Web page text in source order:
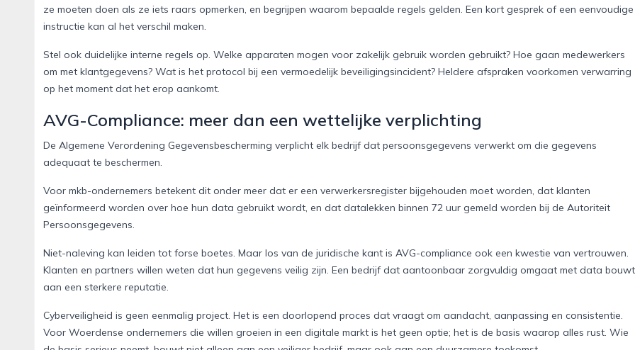
ze moeten doen als ze iets raars opmerken, en begrijpen waarom bepaalde regels gelden. Een kort gesprek of een eenvoudige
instructie kan al het verschil maken.
Stel ook duidelijke interne regels op. Welke apparaten mogen voor zakelijk gebruik worden gebruikt? Hoe gaan medewerkers
om met klantgegevens? Wat is het protocol bij een vermoedelijk beveiligingsincident? Heldere afspraken voorkomen verwarring
op het moment dat het erop aankomt.
AVG-Compliance: meer dan een wettelijke verplichting
De Algemene Verordening Gegevensbescherming verplicht elk bedrijf dat persoonsgegevens verwerkt om die gegevens
adequaat te beschermen.
Voor mkb-ondernemers betekent dit onder meer dat er een verwerkersregister bijgehouden moet worden, dat klanten
geïnformeerd worden over hoe hun data gebruikt wordt, en dat datalekken binnen 72 uur gemeld worden bij de Autoriteit
Persoonsgegevens.
Niet-naleving kan leiden tot forse boetes. Maar los van de juridische kant is AVG-compliance ook een kwestie van vertrouwen.
Klanten en partners willen weten dat hun gegevens veilig zijn. Een bedrijf dat aantoonbaar zorgvuldig omgaat met data bouwt
aan een sterkere reputatie.
Cyberveiligheid is geen eenmalig project. Het is een doorlopend proces dat vraagt om aandacht, aanpassing en consistentie.
Voor Woerdense ondernemers die willen groeien in een digitale markt is het geen optie; het is de basis waarop alles rust. Wie